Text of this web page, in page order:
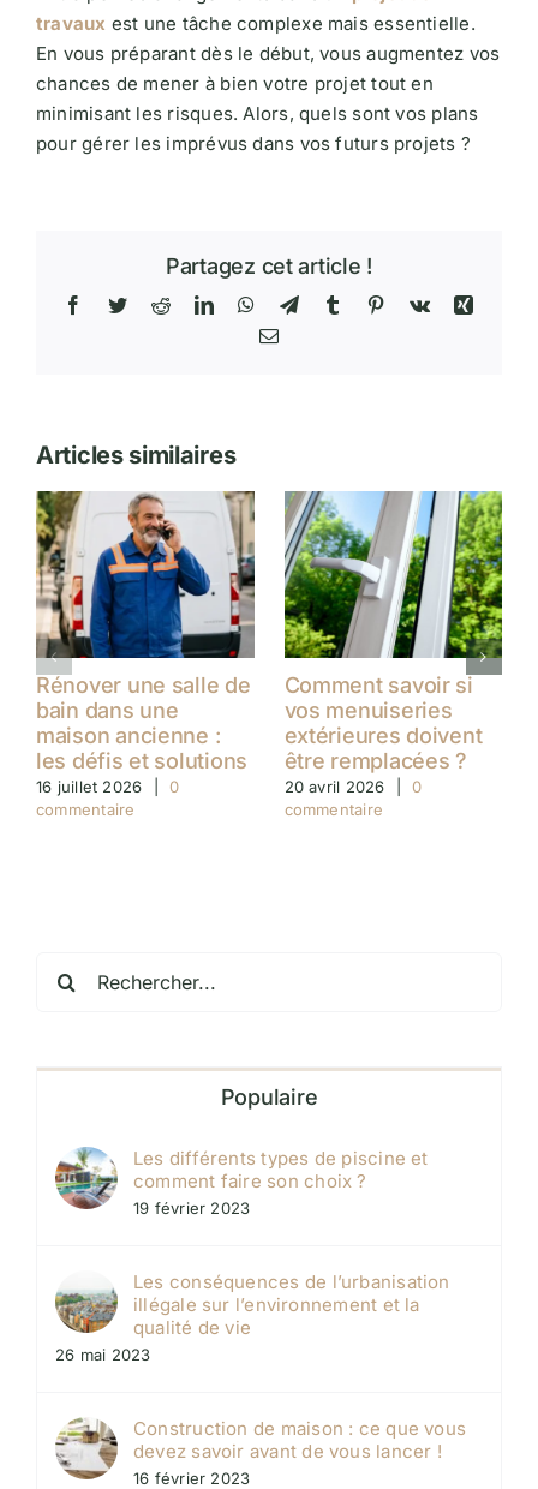
travaux est une tâche complexe mais essentielle.
En vous préparant dès le début, vous augmentez vos
chances de mener à bien votre projet tout en
minimisant les risques. Alors, quels sont vos plans
pour gérer les imprévus dans vos futurs projets ?
Partagez cet article !
Facebook
TwitterRedditLinkedInWhatsApp
TelegramTumblr Pinterest
Vk
Xing
Email
Articles similaires
Rénover une salle de
bain dans une
maison ancienne :
les défis et solutions
16 juillet 2026
0
commentaire
Comment savoir si
vos menuiseries
extérieures doivent
être remplacées ?
20 avril 2026
0
commentaire
Populaire
Les différents types de piscine et
comment faire son choix ?
19 février 2023
Les conséquences de l’urbanisation
illégale sur l’environnement et la
qualité de vie
26 mai 2023
Construction de maison : ce que vous
devez savoir avant de vous lancer !
16 février 2023